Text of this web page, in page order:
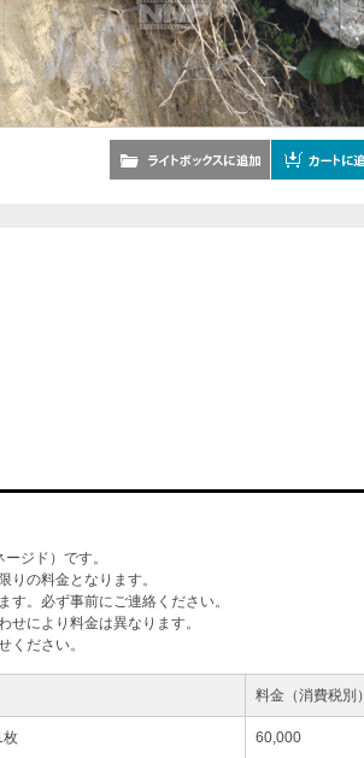
ジド）です。
の料金となります。
。必ず事前にご連絡ください。
せにより料金は異なります。
ください。
料金（消費税別）
枚 60,000